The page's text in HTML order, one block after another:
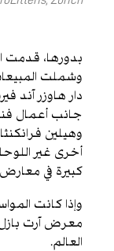
بدورها، قدمت
وشملت
جانب أعمال
وهيلين
أخرى غير
كبيرة في معارض
وإذا كانت
العالم.